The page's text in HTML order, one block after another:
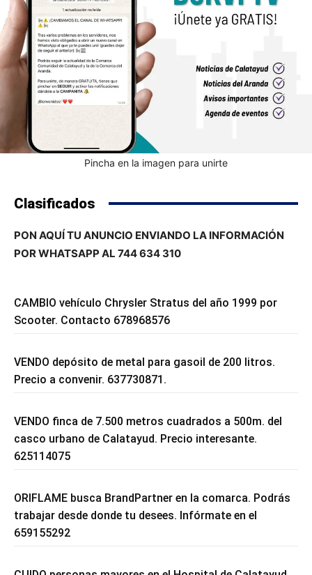
Pincha en la imagen para unirte
Clasificados
PON AQUÍ TU ANUNCIO ENVIANDO LA INFORMACIÓN
POR WHATSAPP AL 744 634 310
CAMBIO vehículo Chrysler Stratus del año 1999 por
Scooter. Contacto 678968576
VENDO depósito de metal para gasoil de 200 litros.
Precio a convenir. 637730871.
VENDO finca de 7.500 metros cuadrados a 500m. del
casco urbano de Calatayud. Precio interesante.
625114075
ORIFLAME busca BrandPartner en la comarca. Podrás
trabajar desde donde tu desees. Infórmate en el
659155292